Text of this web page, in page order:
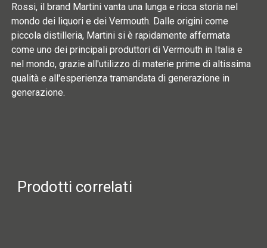
Rossi, il brand Martini vanta una lunga e ricca storia nel
mondo dei liquori e dei Vermouth. Dalle origini come
piccola distilleria, Martini si è rapidamente affermata
come uno dei principali produttori di Vermouth in Italia e
nel mondo, grazie all'utilizzo di materie prime di altissima
qualità e all'esperienza tramandata di generazione in
generazione.
Prodotti correlati